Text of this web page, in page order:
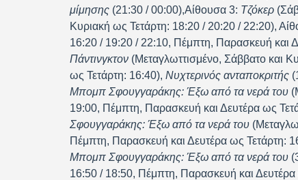
μίμησης (21:30 / 00:00),Αίθουσα 3: Τζόκερ
Κυριακή ως Τετάρτη: 18:20 / 20:20 / 22:20),
16:20 / 19:20 / 22:10, Πέμπτη, Παρασκευή και
Πάντινγκτον (Μεταγλωττισμένο, Σάββατο και
ως Τετάρτη: 16:40), Νυχτερινός ανταποκριτής
Μπομπ Σφουγγαράκης: Έξω από τα νερά του
19:00, Πέμπτη, Παρασκευή και Δευτέρα ως
Σφουγγαράκης: Έξω από τα νερά του
Πέμπτη, Παρασκευή και Δευτέρα ως Τετάρτη:
Μπομπ Σφουγγαράκης: Έξω από τα νερά του
16:50 / 18:50, Πέμπτη, Παρασκευή και